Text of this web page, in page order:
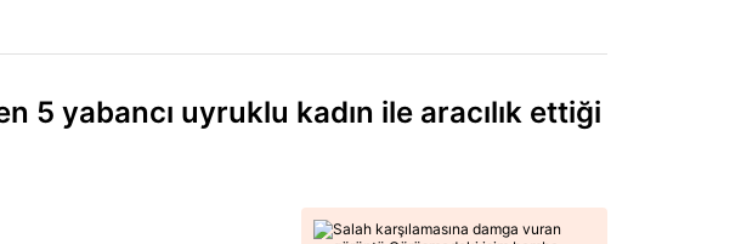
5 yabancı uyruklu kadın ile aracılık ettiği